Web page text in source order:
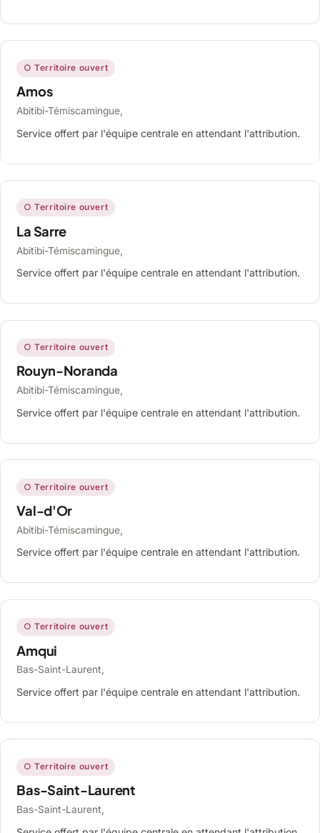
○ Territoire ouvert
Amos
Abitibi-Témiscamingue,
Service offert par l'équipe centrale en attendant l'attribution.
○ Territoire ouvert
La Sarre
Abitibi-Témiscamingue,
Service offert par l'équipe centrale en attendant l'attribution.
○ Territoire ouvert
Rouyn-Noranda
Abitibi-Témiscamingue,
Service offert par l'équipe centrale en attendant l'attribution.
○ Territoire ouvert
Val-d'Or
Abitibi-Témiscamingue,
Service offert par l'équipe centrale en attendant l'attribution.
○ Territoire ouvert
Amqui
Bas-Saint-Laurent,
Service offert par l'équipe centrale en attendant l'attribution.
○ Territoire ouvert
Bas-Saint-Laurent
Bas-Saint-Laurent,